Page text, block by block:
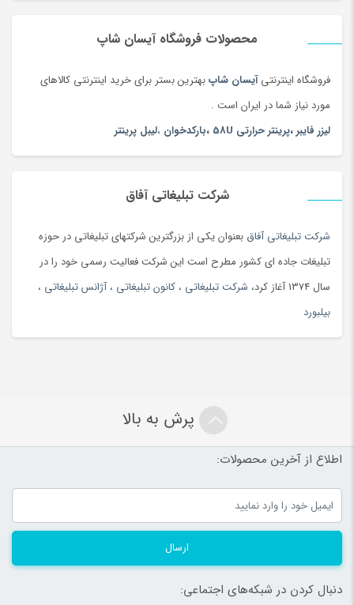
محصولات فروشگاه آیسان شاپ
فروشگاه اینترنتیآیسان شاپبهترین بستر برای خرید اینترنتی کالاهای
مورد نیاز شما در ایران است .
لیزر فایبر،پرینتر حرارتی 58U ،بارکدخوان ،لیبل پرینتر
شرکت تبلیغاتی آفاق
شرکت تبلیغاتی آفاق بعنوان یکی از بزرگترین شرکتهای تبلیغاتی در حوزه
تبلیغات جاده ای کشور مطرح است این شرکت فعالیت رسمی خود را در
سال 1374 آغاز کرد،
شرکت تبلیغاتی ، کانون تبلیغاتی ،آژانس تبلیغاتی ،
بیلبورد
پرش به بالا
اطلاع از آخرین محصولات:
ارسال
دنبال کردن در شبکه‌های اجتماعی: